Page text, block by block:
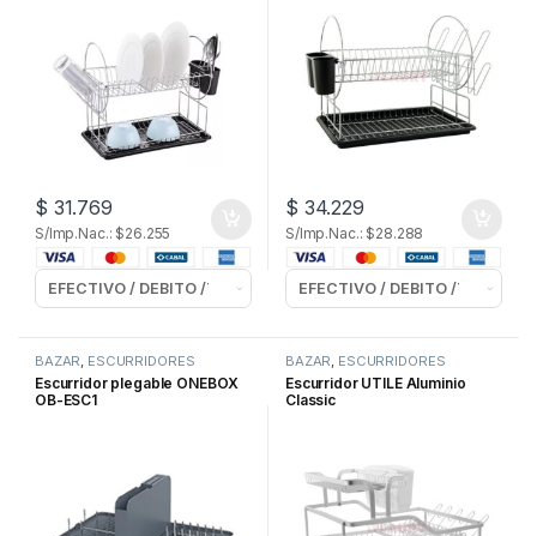
$ 31.769
S/Imp.Nac.: $26.255
$ 34.229
S/Imp.Nac.: $28.288
BAZAR, ESCURRIDORES
Escurridor plegable ONEBOX
OB-ESC1
BAZAR, ESCURRIDORES
Escurridor UTILE Aluminio
Classic